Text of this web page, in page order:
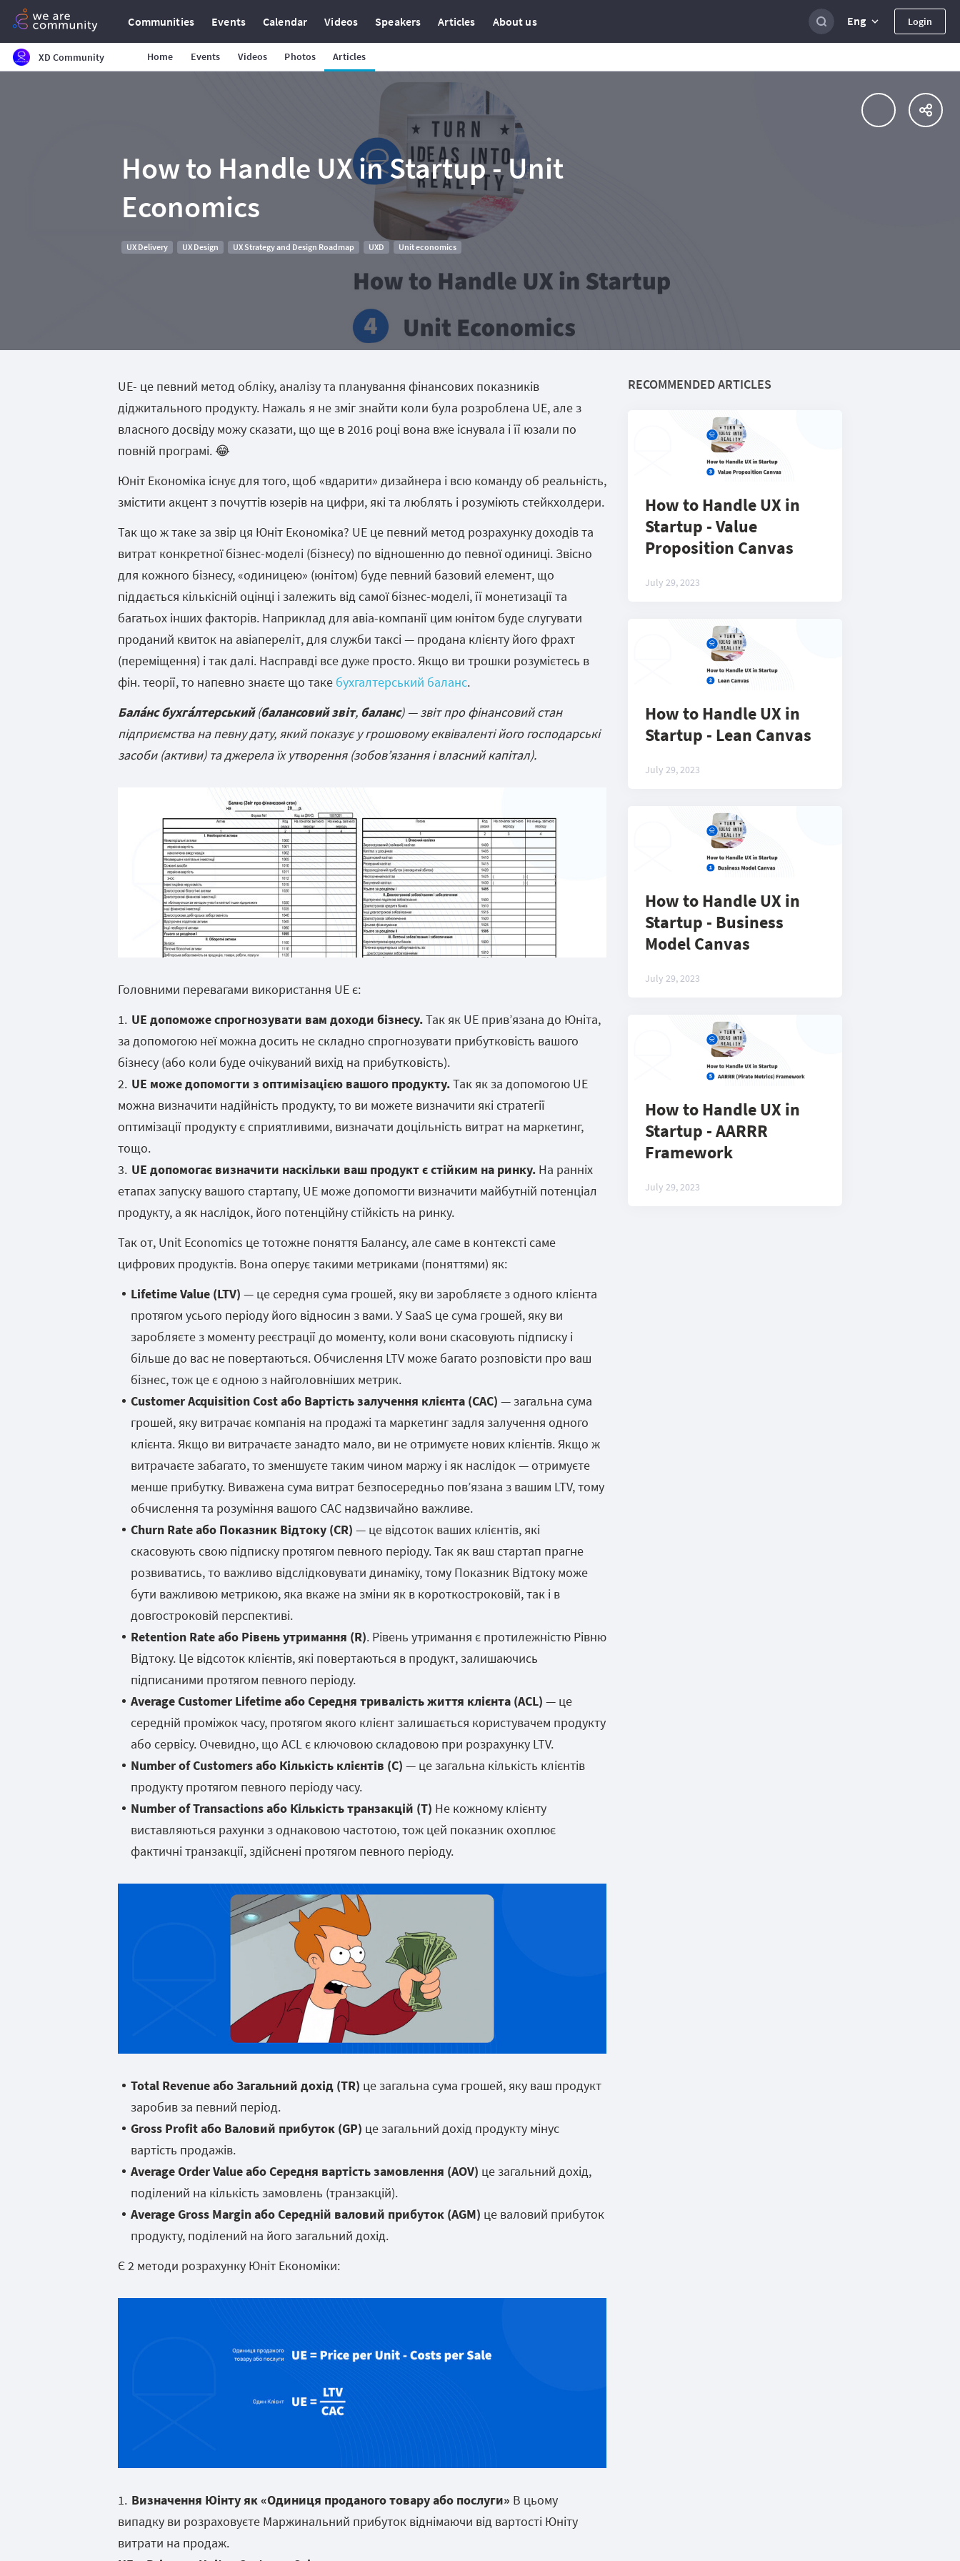
Communities Events Calendar Videos Speakers Articles About us Eng Login
XD Community Home Events Videos Photos Articles
How to Handle UX in Startup - Unit
Economics
UX Delivery UX Design UX Strategy and Design Roadmap UXD Unit economics
UE- це певний метод обліку, аналізу та планування фінансових показників
діджитального продукту. Нажаль я не зміг знайти коли була розроблена UE, але з
власного досвіду можу сказати, що ще в 2016 році вона вже існувала і її юзали по
повній програмі. 😂
Юніт Економіка існує для того, щоб «вдарити» дизайнера і всю команду об реальність,
змістити акцент з почуттів юзерів на цифри, які та люблять і розуміють стейкхолдери.
Так що ж таке за звір ця Юніт Економіка? UE це певний метод розрахунку доходів та
витрат конкретної бізнес-моделі (бізнесу) по відношенню до певної одиниці. Звісно
для кожного бізнесу, «одиницею» (юнітом) буде певний базовий елемент, що
піддається кількісній оцінці і залежить від самої бізнес-моделі, її монетизації та
багатьох інших факторів. Наприклад для авіа-компанії цим юнітом буде слугувати
проданий квиток на авіапереліт, для служби таксі — продана клієнту його фрахт
(переміщення) і так далі. Насправді все дуже просто. Якщо ви трошки розумієтесь в
фін. теорії, то напевно знаєте що таке бухгалтерський баланс.
Балáнс бухгáлтерський (балансовий звіт, баланс) — звіт про фінансовий стан
підприємства на певну дату, який показує у грошовому еквіваленті його господарські
засоби (активи) та джерела їх утворення (зобов’язання і власний капітал).
Головними перевагами використання UE є:
UE допоможе спрогнозувати вам доходи бізнесу.Так як UE прив’язана до Юніта,
за допомогою неї можна досить не складно спрогнозувати прибутковість вашого
бізнесу (або коли буде очікуваний вихід на прибутковість).
UE може допомогти з оптимізацією вашого продукту.Так як за допомогою UE
можна визначити надійність продукту, то ви можете визначити які стратегії
оптимізації продукту є сприятливими, визначати доцільність витрат на маркетинг,
тощо.
UE допомогає визначити наскільки ваш продукт є стійким на ринку. На ранніх
етапах запуску вашого стартапу, UE може допомогти визначити майбутній потенціал
продукту, а як наслідок, його потенційну стійкість на ринку.
Так от, Unit Economics це тотожне поняття Балансу, але саме в контексті саме
цифрових продуктів. Вона оперує такими метриками (поняттями) як:
Lifetime Value (LTV) — це середня сума грошей, яку ви заробляєте з одного клієнта
протягом усього періоду його відносин з вами. У SaaS це сума грошей, яку ви
заробляєте з моменту реєстрації до моменту, коли вони скасовують підписку і
більше до вас не повертаються. Обчислення LTV може багато розповісти про ваш
бізнес, тож це є одною з найголовніших метрик.
Customer Acquisition Cost або Вартість залучення клієнта (CAC) — загальна сума
грошей, яку витрачає компанія на продажі та маркетинг задля залучення одного
клієнта. Якщо ви витрачаєте занадто мало, ви не отримуєте нових клієнтів. Якщо ж
витрачаєте забагато, то зменшуєте таким чином маржу і як наслідок — отримуєте
менше прибутку. Виважена сума витрат безпосередньо пов’язана з вашим LTV, тому
обчислення та розуміння вашого CAC надзвичайно важливе.
Churn Rate або Показник Відтоку (CR) — це відсоток ваших клієнтів, які
скасовують свою підписку протягом певного періоду. Так як ваш стартап прагне
розвиватись, то важливо відслідковувати динаміку, тому Показник Відтоку може
бути важливою метрикою, яка вкаже на зміни як в короткостроковій, так і в
довгостроковій перспективі.
Retention Rate або Рівень утримання (R). Рівень утримання є протилежністю Рівню
Відтоку. Це відсоток клієнтів, які повертаються в продукт, залишаючись
підписаними протягом певного періоду.
Average Customer Lifetime або Середня тривалість життя клієнта (ACL) — це
середній проміжок часу, протягом якого клієнт залишається користувачем продукту
або сервісу. Очевидно, що ACL є ключовою складовою при розрахунку LTV.
Number of Customers або Кількість клієнтів (C) — це загальна кількість клієнтів
продукту протягом певного періоду часу.
Number of Transactions або Кількість транзакцій (T) Не кожному клієнту
виставляються рахунки з однаковою частотою, тож цей показник охоплює
фактичні транзакції, здійснені протягом певного періоду.
Total Revenue або Загальний дохід (TR) це загальна сума грошей, яку ваш продукт
заробив за певний період.
Gross Profit або Валовий прибуток (GP) це загальний дохід продукту мінус
вартість продажів.
Average Order Value або Середня вартість замовлення (AOV) це загальний дохід,
поділений на кількість замовлень (транзакцій).
Average Gross Margin або Середній валовий прибуток (AGM) це валовий прибуток
продукту, поділений на його загальний дохід.
Є 2 методи розрахунку Юніт Економіки:
Визначення Юінту як «Одиниця проданого товару або послуги» В цьому
випадку ви розраховуєте Маржинальний прибуток віднімаючи від вартості Юніту
витрати на продаж.
RECOMMENDED ARTICLES
How to Handle UX in
Startup - Value
Proposition Canvas
July 29, 2023
How to Handle UX in
Startup - Lean Canvas
July 29, 2023
How to Handle UX in
Startup - Business
Model Canvas
July 29, 2023
How to Handle UX in
Startup - AARRR
Framework
July 29, 2023